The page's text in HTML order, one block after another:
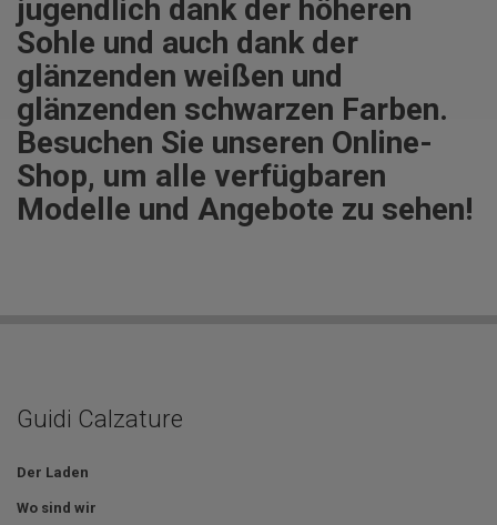
jugendlich dank der höheren
Sohle und auch dank der
glänzenden weißen und
glänzenden schwarzen Farben.
Besuchen Sie unseren Online-
Shop, um alle verfügbaren
Modelle und Angebote zu sehen!
Guidi Calzature
Der Laden
Wo sind wir